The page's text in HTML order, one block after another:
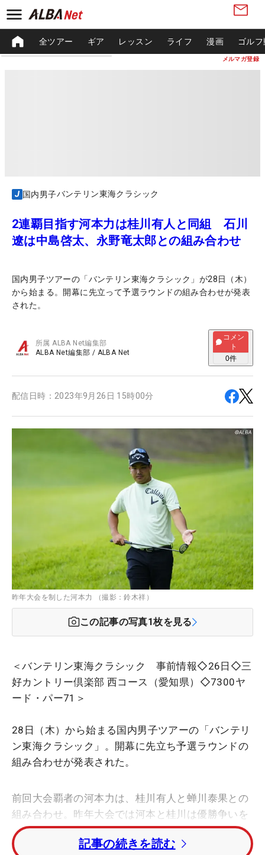
メルマガ登録
全ツアー ギア レッスン ライフ 漫画 ゴル
国内男子バンテリン東海クラシック
2連覇目指す河本力は桂川有人と同組 石川
遼は中島啓太、永野竜太郎との組み合わせ
国内男子ツアーの「バンテリン東海クラシック」が28日（木）
から始まる。開幕に先立って予選ラウンドの組み合わせが発表
された。
所属ALBA Net編集部
ALBA Net編集部 / ALBA Net
コメン
ト
0件
配信日時： 2023年9月26日 15時00分
昨年大会を制した河本力 （撮影：鈴木祥）
この記事の写真1枚を見る
＜バンテリン東海クラシック 事前情報◇26日◇三
好カントリー倶楽部 西コース（愛知県）◇7300ヤ
ード・パー71＞
28日（木）から始まる国内男子ツアーの「バンテリ
ン東海クラシック」。開幕に先立ち予選ラウンドの
組み合わせが発表された。
前回大会覇者の河本力は、桂川有人と蝉川泰果との
組み合わせ。昨年大会では河本と桂川は優勝争いを
演じ、河本の逆転勝ちで幕を閉じた。リベンジを誓
う桂川と河本の直接対決。初日は午前9時30分、10
記事の続きを読む